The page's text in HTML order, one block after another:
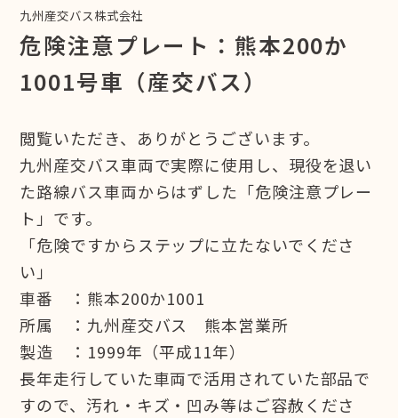
九州産交バス株式会社
危険注意プレート：熊本200か
1001号車（産交バス）
閲覧いただき、ありがとうございます。
九州産交バス車両で実際に使用し、現役を退い
た路線バス車両からはずした「危険注意プレー
ト」です。
「危険ですからステップに立たないでくださ
い」
車番 ：熊本200か1001
所属 ：九州産交バス 熊本営業所
製造 ：1999年（平成11年）
長年走行していた車両で活用されていた部品で
すので、汚れ・キズ・凹み等はご容赦くださ